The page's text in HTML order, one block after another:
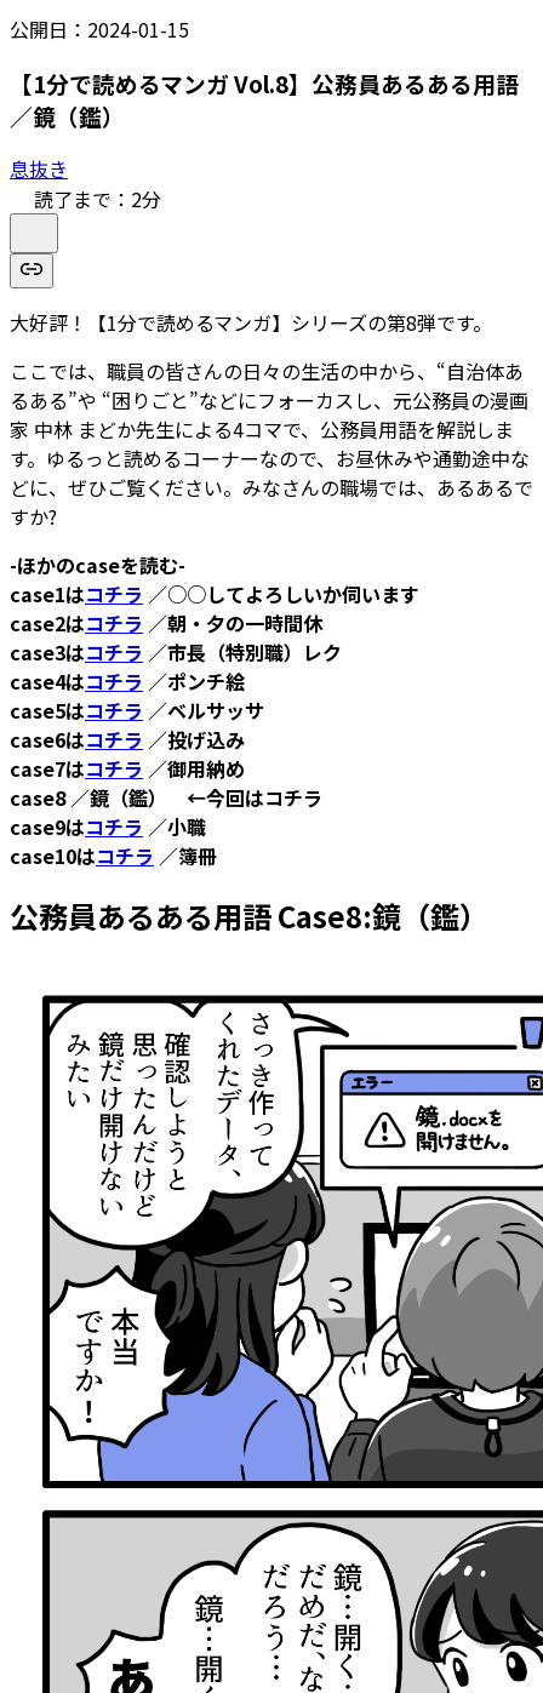
公開日： 2024-01-15
【1分で読めるマンガ Vol.8】公務員あるある用語
／鏡（鑑）
息抜き
読了まで： 2分
大好評！【1分で読めるマンガ】シリーズの第8弾です。
ここでは、職員の皆さんの日々の生活の中から、“自治体あ
るある”や “困りごと”などにフォーカスし、元公務員の漫画
家 中林 まどか先生による4コマで、公務員用語を解説しま
す。ゆるっと読めるコーナーなので、お昼休みや通勤途中な
どに、ぜひご覧ください。みなさんの職場では、あるあるで
すか?
-ほかのcaseを読む-
case1はコチラ ／○○してよろしいか伺います
case2はコチラ ／朝・夕の一時間休
case3はコチラ ／市長（特別職）レク
case4はコチラ ／ポンチ絵
case5はコチラ ／ベルサッサ
case6はコチラ ／投げ込み
case7はコチラ ／御用納め
case8 ／鏡（鑑） ←今回はコチラ
case9はコチラ ／小職
case10はコチラ ／簿冊
公務員あるある用語 Case8:鏡（鑑）